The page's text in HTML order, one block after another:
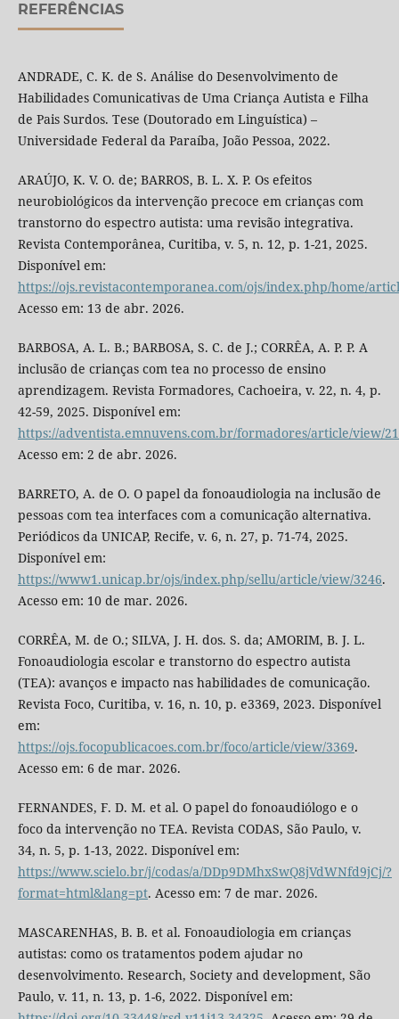
REFERÊNCIAS
ANDRADE, C. K. de S. Análise do Desenvolvimento de
Habilidades Comunicativas de Uma Criança Autista e Filha
de Pais Surdos. Tese (Doutorado em Linguística) –
Universidade Federal da Paraíba, João Pessoa, 2022.
ARAÚJO, K. V. O. de; BARROS, B. L. X. P. Os efeitos
neurobiológicos da intervenção precoce em crianças com
transtorno do espectro autista: uma revisão integrativa.
Revista Contemporânea, Curitiba, v. 5, n. 12, p. 1-21, 2025.
Disponível em:
https://ojs.revistacontemporanea.com/ojs/index.php/home/
Acesso em: 13 de abr. 2026.
BARBOSA, A. L. B.; BARBOSA, S. C. de J.; CORRÊA, A. P. P. A
inclusão de crianças com tea no processo de ensino
aprendizagem. Revista Formadores, Cachoeira, v. 22, n. 4, p.
42-59, 2025. Disponível em:
https://adventista.emnuvens.com.br/formadores/article/view/
Acesso em: 2 de abr. 2026.
BARRETO, A. de O. O papel da fonoaudiologia na inclusão de
pessoas com tea interfaces com a comunicação alternativa.
Periódicos da UNICAP, Recife, v. 6, n. 27, p. 71-74, 2025.
Disponível em:
https://www1.unicap.br/ojs/index.php/sellu/article/view/3246.
Acesso em: 10 de mar. 2026.
CORRÊA, M. de O.; SILVA, J. H. dos. S. da; AMORIM, B. J. L.
Fonoaudiologia escolar e transtorno do espectro autista
(TEA): avanços e impacto nas habilidades de comunicação.
Revista Foco, Curitiba, v. 16, n. 10, p. e3369, 2023. Disponível
em:
https://ojs.focopublicacoes.com.br/foco/article/view/3369.
Acesso em: 6 de mar. 2026.
FERNANDES, F. D. M. et al. O papel do fonoaudiólogo e o
foco da intervenção no TEA. Revista CODAS, São Paulo, v.
34, n. 5, p. 1-13, 2022. Disponível em:
https://www.scielo.br/j/codas/a/DDp9DMhxSwQ8jVdWNfd9jCj/?
format=html&lang=pt. Acesso em: 7 de mar. 2026.
MASCARENHAS, B. B. et al. Fonoaudiologia em crianças
autistas: como os tratamentos podem ajudar no
desenvolvimento. Research, Society and development, São
Paulo, v. 11, n. 13, p. 1-6, 2022. Disponível em: